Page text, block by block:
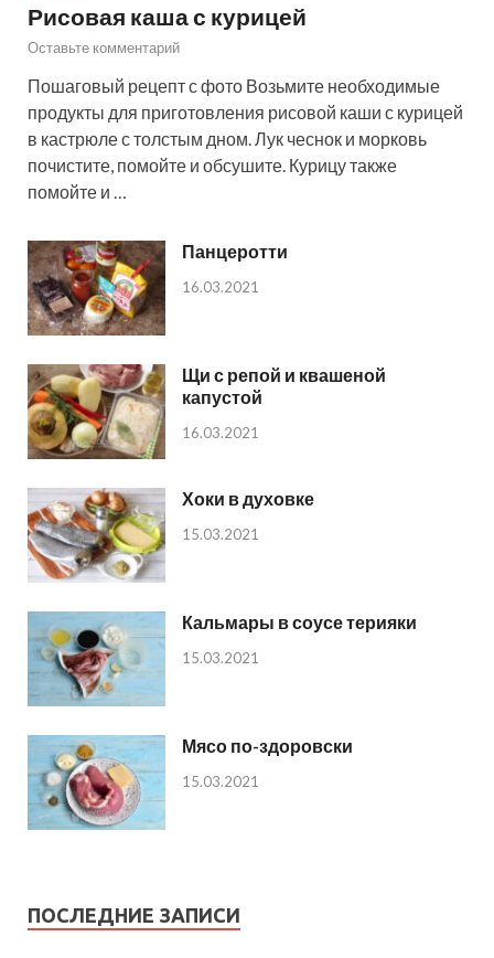
Рисовая каша с курицей
Оставьте комментарий
Пошаговый рецепт с фото Возьмите необходимые
продукты для приготовления рисовой каши с курицей
в кастрюле с толстым дном. Лук чеснок и морковь
почистите, помойте и обсушите. Курицу также
помойте и …
Панцеротти
16.03.2021
Щи с репой и квашеной
капустой
16.03.2021
Хоки в духовке
15.03.2021
Кальмары в соусе терияки
15.03.2021
Мясо по-здоровски
15.03.2021
ПОСЛЕДНИЕ ЗАПИСИ